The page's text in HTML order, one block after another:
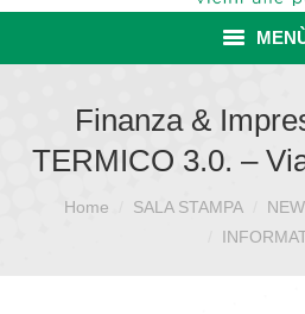
ASSOCIAZIONE
ISCRIZIONE E
Finanza &
TERMICO 3.0. –
Sei qui:Home SALA STAMPA